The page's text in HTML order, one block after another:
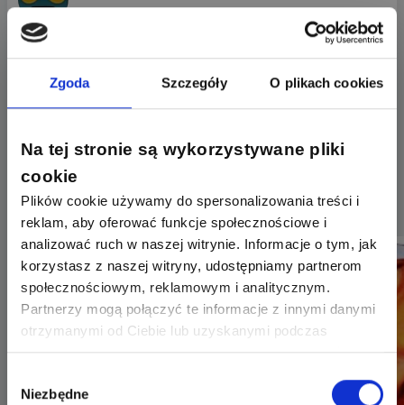
Zgoda Szczegóły O plikach cookies
Na tej stronie są wykorzystywane pliki
cookie
Plików cookie używamy do spersonalizowania treści i
reklam, aby oferować funkcje społecznościowe i
analizować ruch w naszej witrynie. Informacje o tym, jak
korzystasz z naszej witryny, udostępniamy partnerom
społecznościowym, reklamowym i analitycznym.
Partnerzy mogą połączyć te informacje z innymi danymi
otrzymanymi od Ciebie lub uzyskanymi podczas
korzystania z ich usług. Dzięki Twojej zgodzie możemy
preferencji.
zgody
Niezbędne
wytrzymac coś miedzy 700 a 2000 godzin :)
Uzależnione to też jest od cykli włącz/wyłącz wahań
napięcia w sieci...
Aczkzolwiek chyba żadna nowa żarówka nie wytrzyma
tyle co te stare ;)